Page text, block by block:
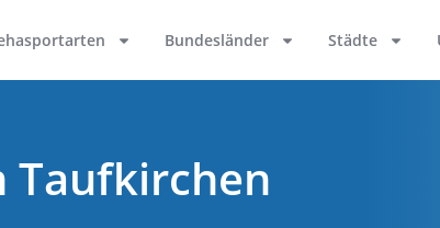
Bundesländer Städte
Taufkirchen